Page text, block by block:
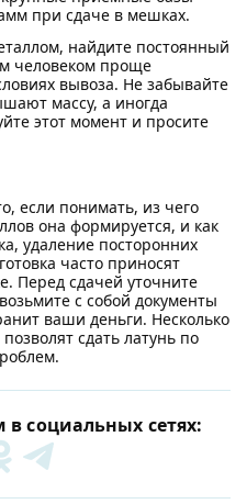
при сдаче в мешках.
найдите постоянный
человеком проще
вывоза. Не забывайте
массу, а иногда
этот момент и просите
если понимать, из чего
она формируется, и как
удаление посторонних
часто приносят
Перед сдачей уточните
с собой документы
ваши деньги. Несколько
сдать латунь по
социальных сетях: